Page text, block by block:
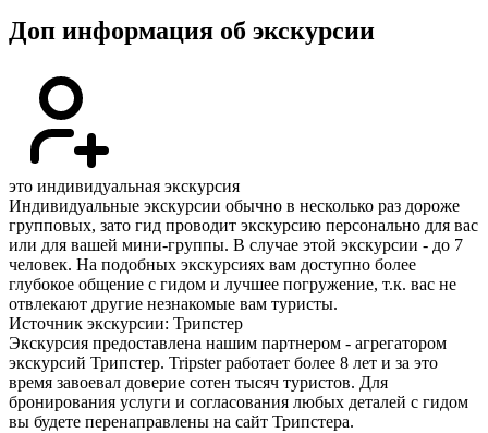
Доп информация об экскурсии
это индивидуальная экскурсия
Индивидуальные экскурсии обычно в несколько раз дороже
групповых, зато гид проводит экскурсию персонально для вас
или для вашей мини-группы. В случае этой экскурсии - до 7
человек. На подобных экскурсиях вам доступно более
глубокое общение с гидом и лучшее погружение, т.к. вас не
отвлекают другие незнакомые вам туристы.
Источник экскурсии: Трипстер
Экскурсия предоставлена нашим партнером - агрегатором
экскурсий Трипстер. Tripster работает более 8 лет и за это
время завоевал доверие сотен тысяч туристов. Для
бронирования услуги и согласования любых деталей с гидом
вы будете перенаправлены на сайт Трипстера.